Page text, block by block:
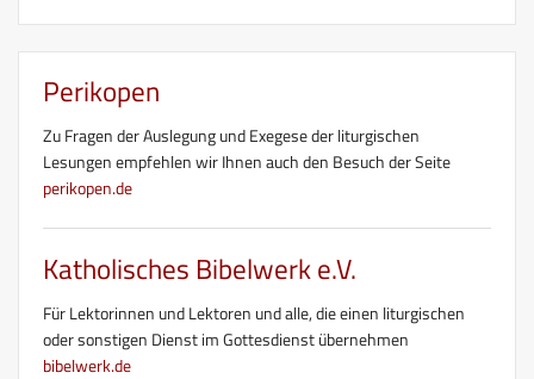
Perikopen
Zu Fragen der Auslegung und Exegese der liturgischen
Lesungen empfehlen wir Ihnen auch den Besuch der Seite
perikopen.de
Katholisches Bibelwerk e.V.
Für Lektorinnen und Lektoren und alle, die einen liturgischen
oder sonstigen Dienst im Gottesdienst übernehmen
bibelwerk.de